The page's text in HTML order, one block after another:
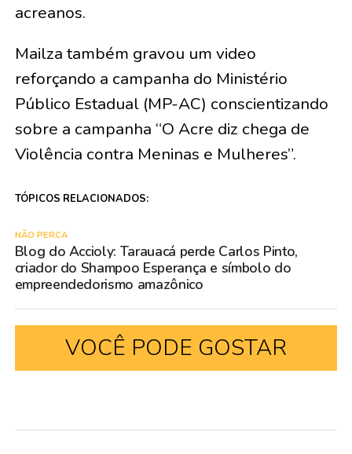
acreanos.
Mailza também gravou um video
reforçando a campanha do Ministério
Público Estadual (MP-AC) conscientizando
sobre a campanha “O Acre diz chega de
Violência contra Meninas e Mulheres”.
TÓPICOS RELACIONADOS:
NÃO PERCA
Blog do Accioly: Tarauacá perde Carlos Pinto,
criador do Shampoo Esperança e símbolo do
empreendedorismo amazônico
VOCÊ PODE GOSTAR